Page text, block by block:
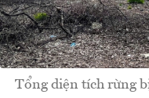
Tổng diện tích rừng